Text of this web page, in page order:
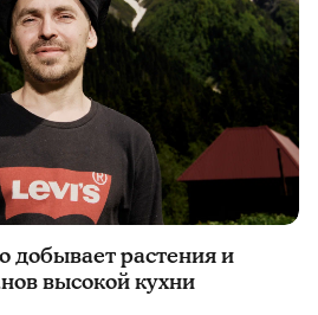
добывает растения и
высокой кухни